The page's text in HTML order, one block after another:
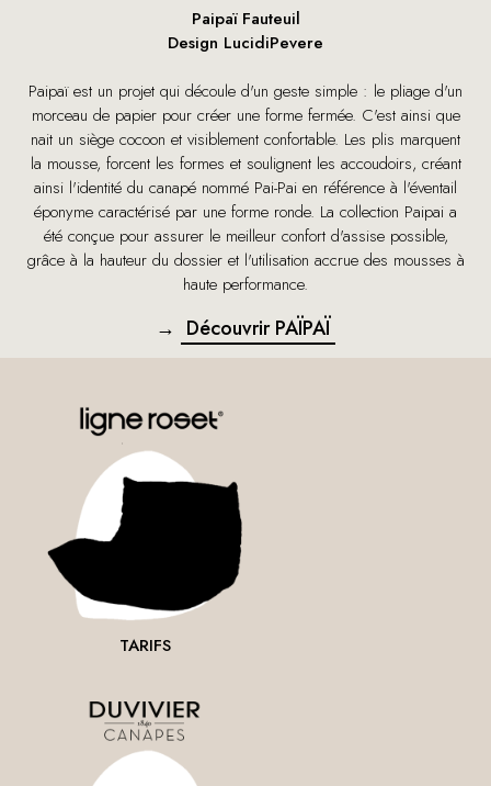
Paipaï Fauteuil
Design LucidiPevere
Paipaï est un projet qui découle d'un geste simple : le pliage d'un
morceau de papier pour créer une forme fermée. C'est ainsi que
nait un siège cocoon et visiblement confortable. Les plis marquent
la mousse, forcent les formes et soulignent les accoudoirs, créant
ainsi l'identité du canapé nommé Pai-Pai en référence à l'éventail
éponyme caractérisé par une forme ronde. La collection Paipai a
été conçue pour assurer le meilleur confort d'assise possible,
grâce à la hauteur du dossier et l'utilisation accrue des mousses à
haute performance.
→ Découvrir PAÏPAÏ
TARIFS